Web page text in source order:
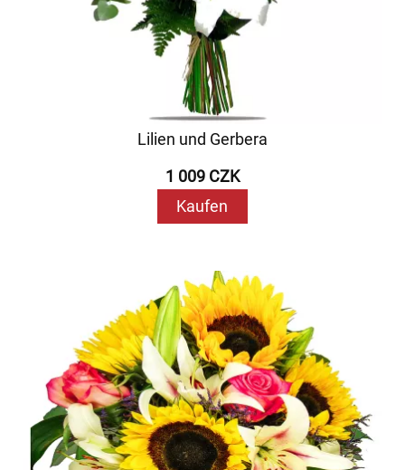
Lilien und Gerbera
1 009 CZK
Kaufen